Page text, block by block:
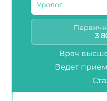
Уролог
3
Врач
Ведет